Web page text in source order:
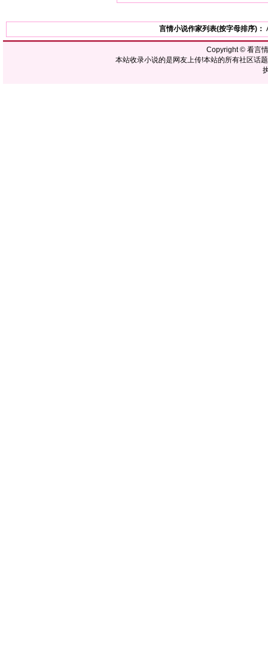
言情小说作家列表(按字母排序)：
Copyright © 看言
本站收录小说的是网友上传!本站的所有社区话